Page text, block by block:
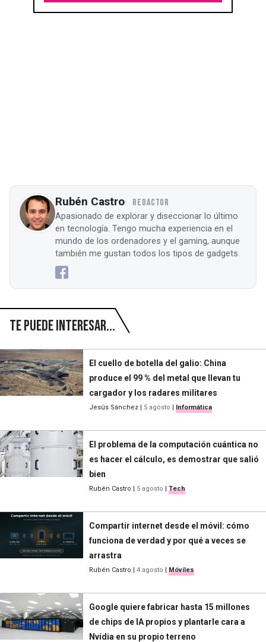
Rubén Castro REDACTOR
Apasionado de explorar y diseccionar lo último
en tecnología. Tengo mucha experiencia en el
mundo de los ordenadores y el gaming, aunque
también me gustan todos los tipos de gadgets.
Te puede interesar...
El cuello de botella del galio: China
produce el 99 % del metal que llevan tu
cargador y los radares militares
Jesús Sánchez | 5 agosto | Informática
El problema de la computación cuántica no
es hacer el cálculo, es demostrar que salió
bien
Rubén Castro | 5 agosto | Tech
Compartir internet desde el móvil: cómo
funciona de verdad y por qué a veces se
arrastra
Rubén Castro | 4 agosto | Móviles
Google quiere fabricar hasta 15 millones
de chips de IA propios y plantarle cara a
Nvidia en su propio terreno